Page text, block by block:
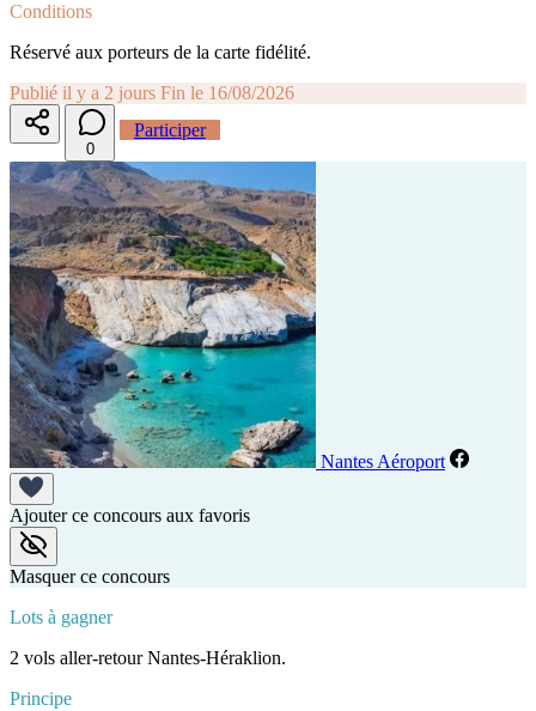
Conditions
Réservé aux porteurs de la carte fidélité.
Publié il y a 2 jours Fin le 16/08/2026
0
Participer
Nantes Aéroport
Ajouter ce concours aux favoris
Masquer ce concours
Lots à gagner
2 vols aller-retour Nantes-Héraklion.
Principe